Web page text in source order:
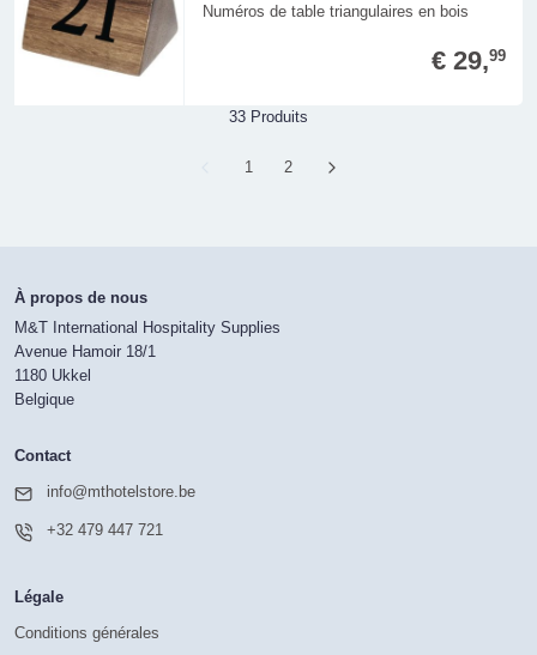
Numéros de table triangulaires en bois
€ 29,99
33 Produits
Page
1 Page
2
À propos de nous
M&T International Hospitality Supplies
Avenue Hamoir 18/1
1180 Ukkel
Belgique
Contact
info@mthotelstore.be
+32 479 447 721
Légale
Conditions générales